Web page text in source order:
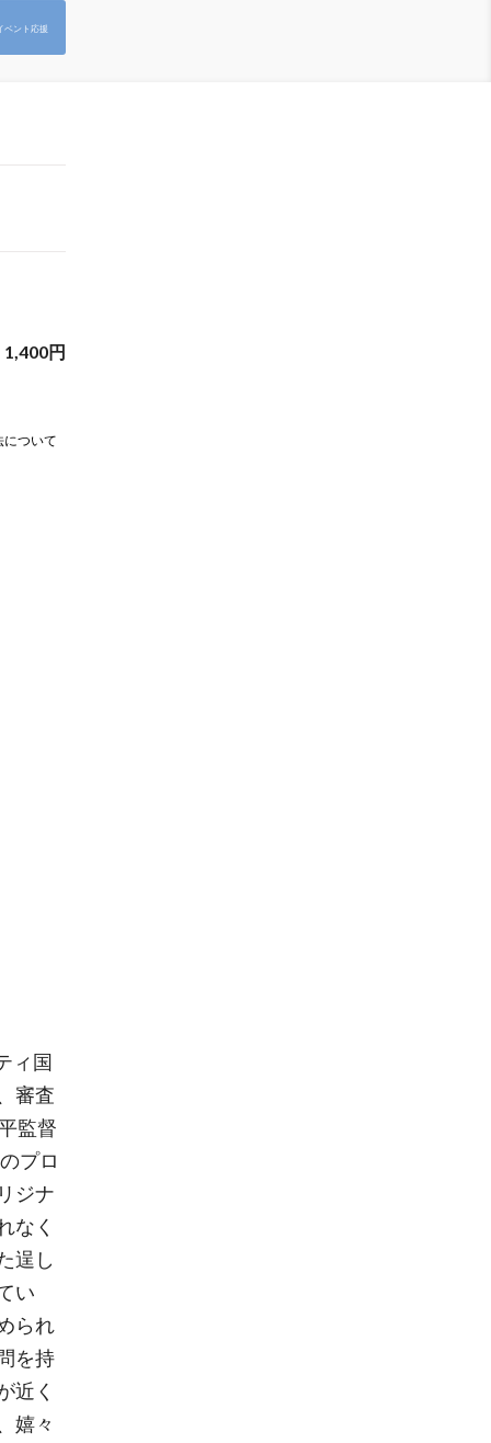
ベント応援
1,400円
について
ィ国
審査
監督
プロ
ジナ
なく
逞し
い
られ
を持
近く
嬉々